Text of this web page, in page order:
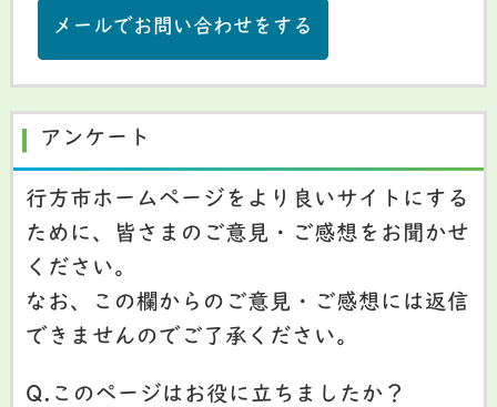
メールでお問い合わせをする
アンケート
行方市ホームページをより良いサイトにする
ために、皆さまのご意見・ご感想をお聞かせ
ください。
なお、この欄からのご意見・ご感想には返信
できませんのでご了承ください。
Q.このページはお役に立ちましたか？